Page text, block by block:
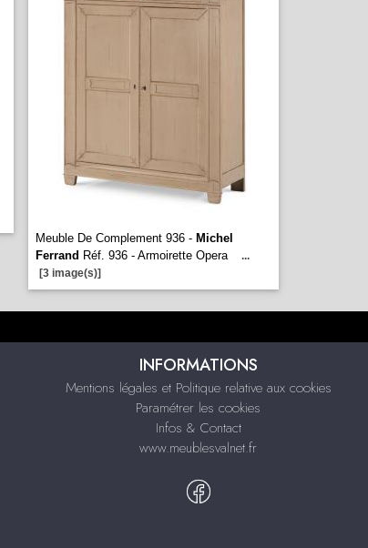
Meuble De Complement 936 - Michel
Ferrand Réf. 936 - Armoirette Opera
...
[3 image(s)]
INFORMATIONS
Mentions légales et Politique relative aux cookies
Paramétrer les cookies
Infos & Contact
www.meublesvalnet.fr